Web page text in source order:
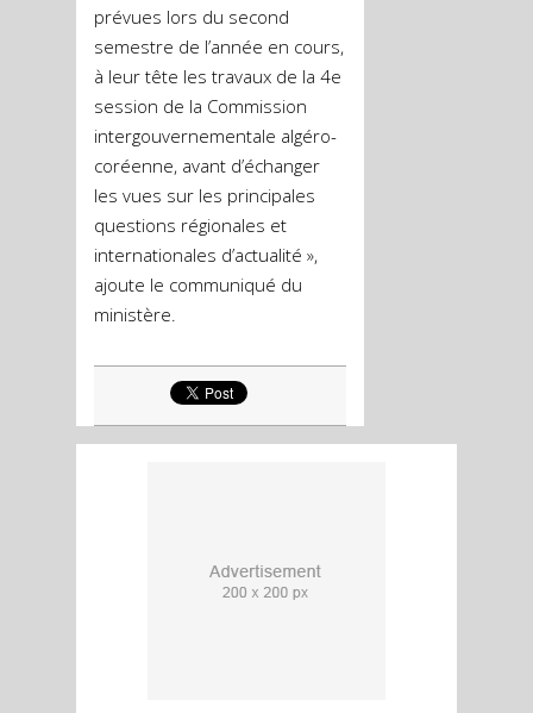
prévues lors du second
semestre de l’année en cours,
à leur tête les travaux de la 4e
session de la Commission
intergouvernementale algéro-
coréenne, avant d’échanger
les vues sur les principales
questions régionales et
internationales d’actualité »,
ajoute le communiqué du
ministère.